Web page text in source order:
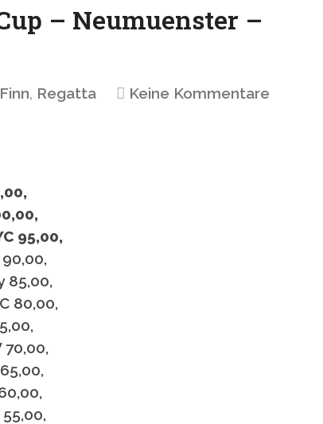
– Neumuenster –
Finn, Regatta Keine Kommentare
95,00,
85,00,
80,00,
70,00,